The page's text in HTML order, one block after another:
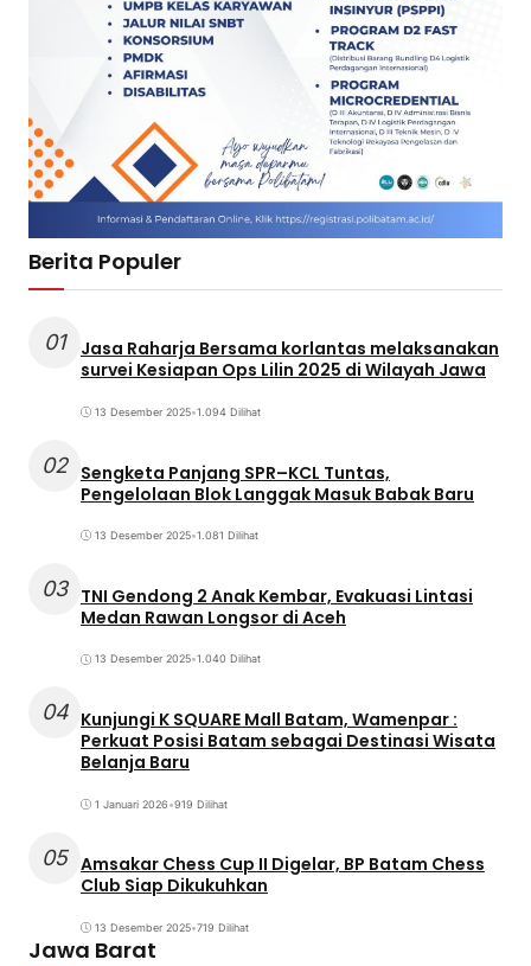
Berita Populer
01
Jasa Raharja Bersama korlantas melaksanakan
survei Kesiapan Ops Lilin 2025 di Wilayah Jawa
13 Desember 2025•1.094 Dilihat
02 Sengketa Panjang SPR–KCL Tuntas,
Pengelolaan Blok Langgak Masuk Babak Baru
13 Desember 2025•1.081 Dilihat
03 TNI Gendong 2 Anak Kembar, Evakuasi Lintasi
Medan Rawan Longsor di Aceh
13 Desember 2025•1.040 Dilihat
04 Kunjungi K SQUARE Mall Batam, Wamenpar :
Perkuat Posisi Batam sebagai Destinasi Wisata
Belanja Baru
1 Januari 2026•919 Dilihat
05 Amsakar Chess Cup II Digelar, BP Batam Chess
Club Siap Dikukuhkan
13 Desember 2025•719 Dilihat
Jawa Barat